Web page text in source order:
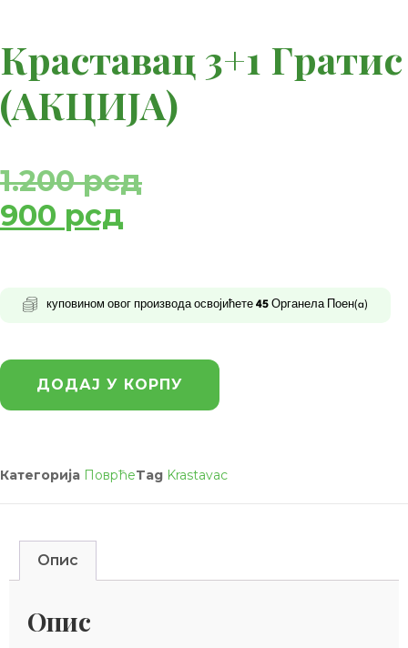
Краставац 3+1 Гратис
(АКЦИЈА)
1.200рсд
900 рсд
куповином овог производа освојићете 45 Органела Поен(a)
ДОДАЈ У КОРПУ
Категорија ПоврћеTag Krastavac
Опис
Опис